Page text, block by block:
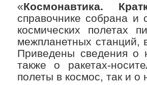
«Космонавтика.
справочнике собрана и
космических полетах
межпланетных станций,
Приведены сведения о
также о ракетах-
полеты в космос, так и о